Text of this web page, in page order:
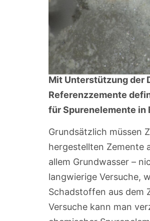
Mit Unterstützung der
Referenzzemente
für Spurenelemente in
Grundsätzlich müssen
hergestellten Zemente
allem Grundwasser –
langwierige Versuche,
Schadstoffen aus dem
Versuche kann man